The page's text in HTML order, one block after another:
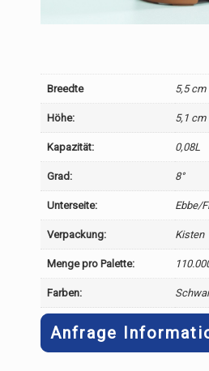
Breedte 5,5 cm
Höhe: 5,1 cm
Kapazität: 0,08L
Grad: 8°
Unterseite: Ebbe/
Verpackung: Kisten
Menge pro Palette:
Farben:
Anfrage